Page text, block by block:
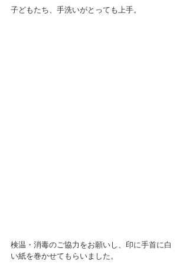
子どもたち、手洗いがとっても上手。
検温・消毒のご協力をお願いし、印に手首に白
い紙を巻かせてもらいました。